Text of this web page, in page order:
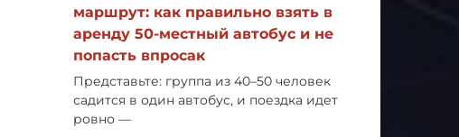
маршрут: как правильно взять в
аренду 50-местный автобус и не
попасть впросак
Представьте: группа из 40–50 человек
садится в один автобус, и поездка идет
ровно —